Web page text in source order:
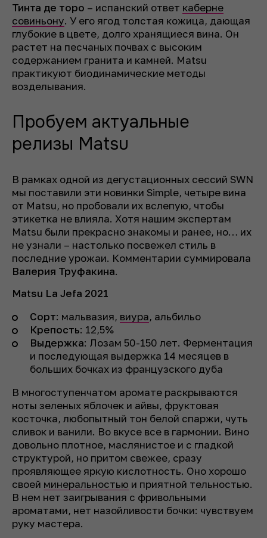
Тинта де торо – испанский ответ каберне
совиньону. У его ягод толстая кожица, дающая
глубокие в цвете, долго хранящиеся вина. Он
растет на песчаных почвах с высоким
содержанием гранита и камней. Matsu
практикуют биодинамические методы
возделывания.
Пробуем актуальные
релизы Matsu
В рамках одной из дегустационных сессий SWN
мы поставили эти новинки Simple, четыре вина
от Matsu, но пробовали их вслепую, чтобы
этикетка не влияла. Хотя нашим экспертам
Matsu были прекрасно знакомы и ранее, но… их
не узнали – настолько посвежел стиль в
последние урожаи. Комментарии суммировала
Валерия Труфакина.
Matsu La Jefa 2021
Сорт: мальвазия, виура, альбильо
Крепость: 12,5%
Выдержка: Лозам 50-150 лет. Ферментация
и последующая выдержка 14 месяцев в
больших бочках из французского дуба
В многоступенчатом аромате раскрываются
ноты зеленых яблочек и айвы, фруктовая
косточка, любопытный тон белой спаржи, чуть
сливок и ванили. Во вкусе все в гармонии. Вино
довольно плотное, маслянистое и с гладкой
структурой, но притом свежее, сразу
проявляющее яркую кислотность. Оно хорошо
своей минеральностью и приятной тельностью.
В нем нет заигрывания с фривольными
ароматами, нет назойливости бочки: чувствуем
руку мастера.